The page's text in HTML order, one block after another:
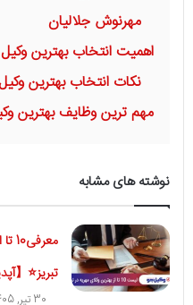
مهرنوش جلالیان
اهمیت انتخاب بهترین
نکات انتخاب بهترین
مهم ترین وظایف بهترین
نوشته های مشابه
تبریز⭐【
30 تیر, 1405